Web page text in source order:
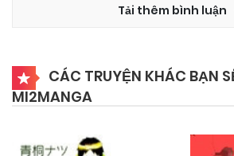
26/09/2024
Chapter 42
Tải thêm bình luận
CÁC TRUYỆN KHÁC BẠN
MI2MANGA